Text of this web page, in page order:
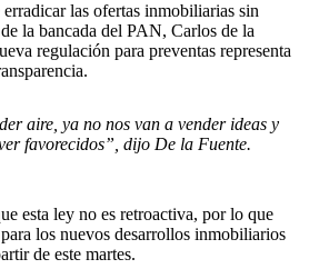
las ofertas inmobiliarias sin
la bancada del PAN, Carlos de la
regulación para preventas representa
aire, ya no nos van a vender ideas y
favorecidos”, dijo De la Fuente.
esta ley no es retroactiva, por lo que
los nuevos desarrollos inmobiliarios
de este martes.